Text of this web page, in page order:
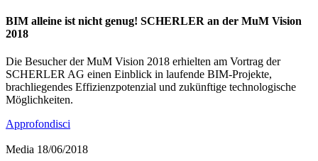
BIM alleine ist nicht genug! SCHERLER an der MuM Vision
2018
Die Besucher der MuM Vision 2018 erhielten am Vortrag der
SCHERLER AG einen Einblick in laufende BIM-Projekte,
brachliegendes Effizienzpotenzial und zukünftige technologische
Möglichkeiten.
Approfondisci
Media 18/06/2018